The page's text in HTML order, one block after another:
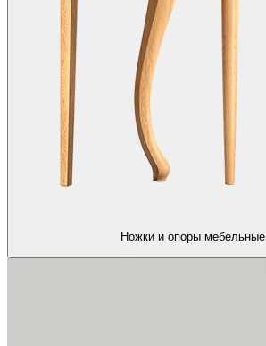
Ножки и опоры мебельные